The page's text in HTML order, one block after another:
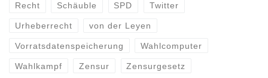
Recht Schäuble SPD Twitter
Urheberrecht von der Leyen
Vorratsdatenspeicherung Wahlcomputer
Wahlkampf Zensur Zensurgesetz